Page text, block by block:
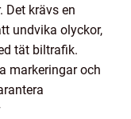
Det krävs en
undvika olyckor,
tät biltrafik.
markeringar och